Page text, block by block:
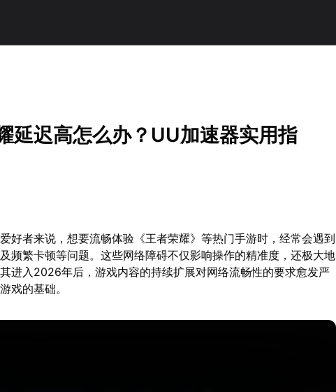
延迟高怎么办？UU加速器实用指
好者来说，想要流畅体验《王者荣耀》等热门手游时，经常会遇到
频繁卡顿等问题。这些网络障碍不仅影响操作的精准度，还极大地
进入2026年后，游戏内容的持续扩展对网络流畅性的要求愈发严
戏的基础。